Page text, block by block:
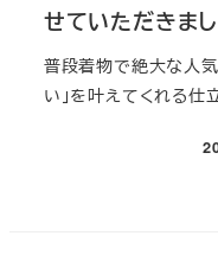
せていただきまし
普段着物で絶大な人気
い」を叶えてくれる